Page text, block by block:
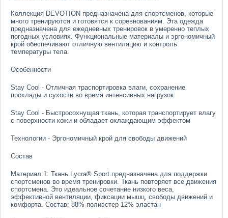
Коллекция DEVOTION предназначена для спортсменов, которые
много тренируются и готовятся к соревнованиям. Эта одежда
предназначена для ежедневных тренировок в умеренно теплых
погодных условиях. Функциональные материалы и эргономичный
крой обеспечивают отличную вентиляцию и контроль
температуры тела.
Особенности
Stay Cool - Отличная траспортировка влаги, сохранение
прохлады и сухости во время интенсивных нагрузок
Stay Cool - Быстросохнущая ткань, которая транспортирует влагу
с поверхности кожи и обладает охлаждающим эффектом
Технологии - Эргономичный крой для свободы движений
Состав
Материал 1: Ткань Lycra® Sport предназначена для поддержки
спортсменов во время тренировки. Ткань повторяет все движения
спортсмена. Это идеальное сочетание низкого веса,
эффективной вентиляции, фиксации мышц, свободы движений и
комфорта. Состав: 88% полиэстер 12% эластан